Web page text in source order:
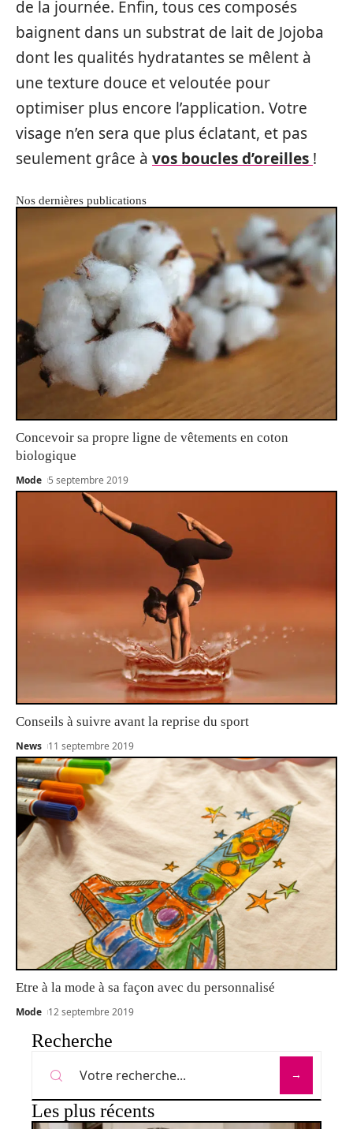
de la journée. Enfin, tous ces composés
baignent dans un substrat de lait de Jojoba
dont les qualités hydratantes se mêlent à
une texture douce et veloutée pour
optimiser plus encore l’application. Votre
visage n’en sera que plus éclatant, et pas
seulement grâce à vos boucles d’oreilles !
Nos dernières publications
Concevoir sa propre ligne de vêtements en coton
biologique
Mode 5 septembre 2019
Conseils à suivre avant la reprise du sport
News 11 septembre 2019
Etre à la mode à sa façon avec du personnalisé
Mode 12 septembre 2019
Recherche
Les plus récents